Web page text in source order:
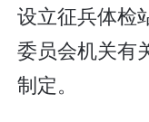
设立征兵体检
委员会机关有
制定。